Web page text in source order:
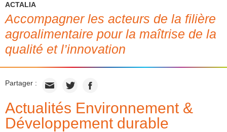
ACTALIA
Accompagner les acteurs de la filière
agroalimentaire pour la maîtrise de la
qualité et l’innovation
Partager :
Actualités Environnement &
Développement durable